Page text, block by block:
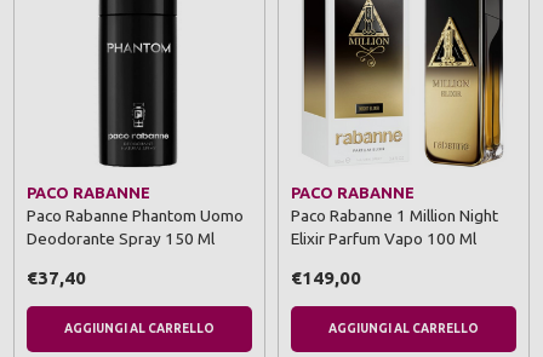
PACO RABANNE
Paco Rabanne Phantom Uomo
Deodorante Spray 150 Ml
€37,40
AGGIUNGI AL CARRELLO
PACO RABANNE
Paco Rabanne 1 Million Night
Elixir Parfum Vapo 100 Ml
€149,00
AGGIUNGI AL CARRELLO